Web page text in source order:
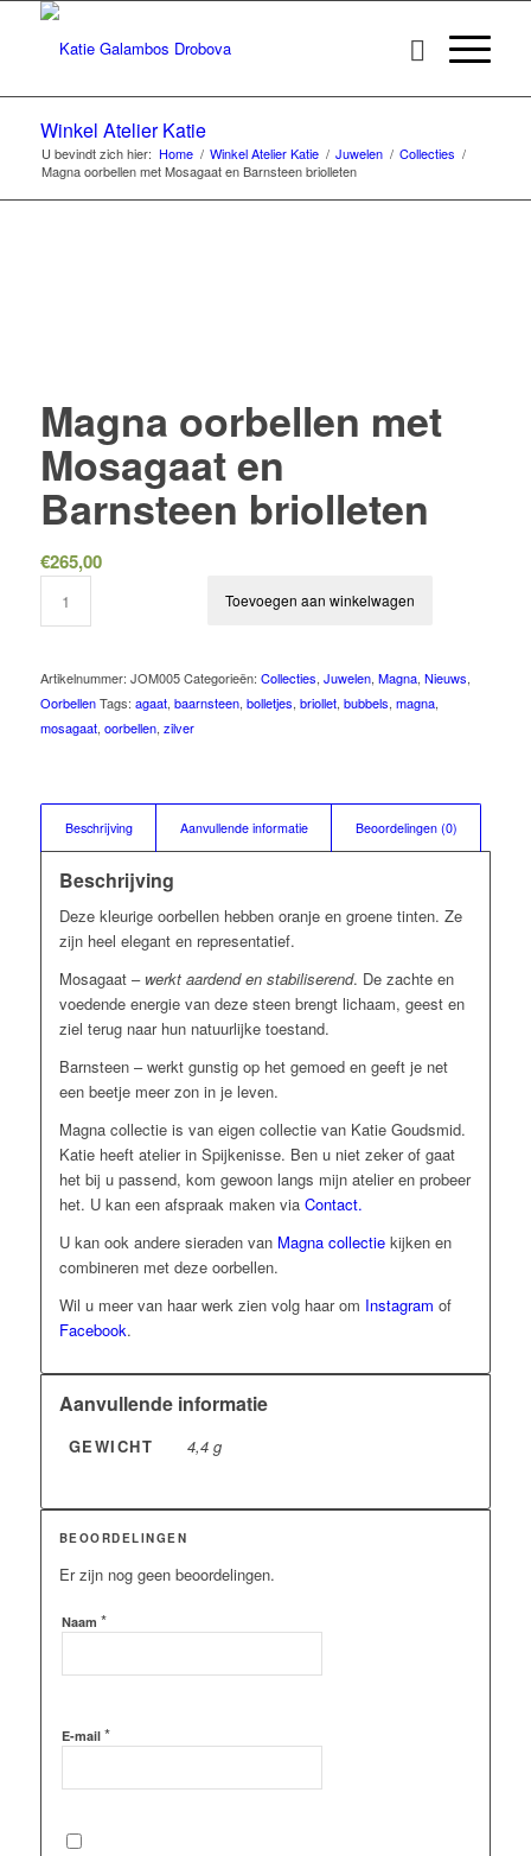
Winkel Atelier Katie
U bevindt zich hier: Home / Winkel Atelier Katie / Juwelen / Collecties /
Magna oorbellen met Mosagaat en Barnsteen briolleten
Magna oorbellen met
Mosagaat en
Barnsteen briolleten
€265,00
Toevoegen aan winkelwagen
Artikelnummer: JOM005 Categorieën: Collecties, Juwelen, Magna, Nieuws,
Oorbellen Tags: agaat, baarnsteen, bolletjes, briollet, bubbels, magna,
mosagaat, oorbellen, zilver
Beschrijving Aanvullende informatie Beoordelingen (0)
Beschrijving
Deze kleurige oorbellen hebben oranje en groene tinten. Ze
zijn heel elegant en representatief.
Mosagaat – werkt aardend en stabiliserend. De zachte en
voedende energie van deze steen brengt lichaam, geest en
ziel terug naar hun natuurlijke toestand.
Barnsteen –werkt gunstig op het gemoed en geeft je net
een beetje meer zon in je leven.
Magna collectie is van eigen collectie van Katie Goudsmid.
Katie heeft atelier in Spijkenisse. Ben u niet zeker of gaat
het bij u passend, kom gewoon langs mijn atelier en probeer
het. U kan een afspraak maken via Contact.
U kan ook andere sieraden van Magna collectiekijken en
combineren met deze oorbellen.
Wil u meer van haar werk zien volg haar om Instagram of
Facebook.
Aanvullende informatie
GEWICHT 4,4 g
BEOORDELINGEN
Er zijn nog geen beoordelingen.
Naam *
E-mail *